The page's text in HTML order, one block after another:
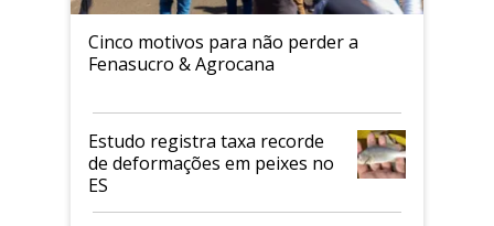
Cinco motivos para não perder a
Fenasucro & Agrocana
Estudo registra taxa recorde
de deformações em peixes no
ES